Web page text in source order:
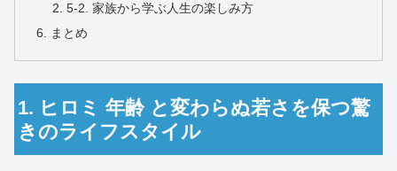
5-2. 家族から学ぶ人生の楽しみ方
まとめ
1. ヒロミ 年齢 と変わらぬ若さを保つ驚
きのライフスタイル